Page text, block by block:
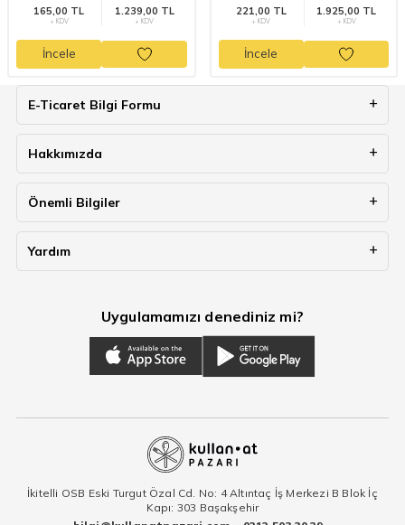
165,00 TL
+ KDV
1.239,00 TL
+ KDV
İncele
221,00 TL
+ KDV
1.925,00 TL
+ KDV
İncele
E-Ticaret Bilgi Formu
Hakkımızda
Önemli Bilgiler
Yardım
Uygulamamızı denediniz mi?
İkitelli OSB Eski Turgut Özal Cd. No: 4 Altıntaç İş Merkezi B Blok İç
Kapı: 303 Başakşehir